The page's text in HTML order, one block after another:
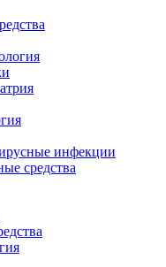
инфекции
средства